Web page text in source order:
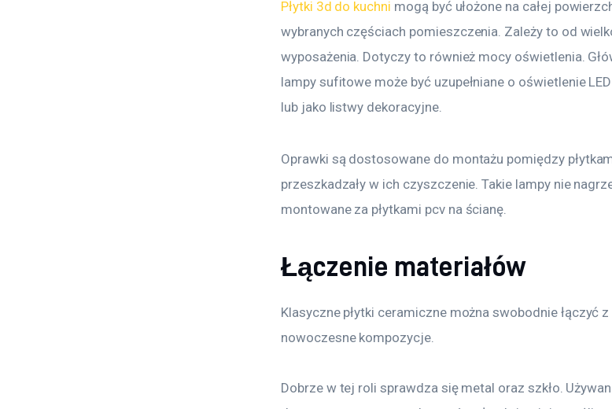
Płytki 3d do kuchni mogą być ułożone na całej
wybranych częściach pomieszczenia. Zależy to od
wyposażenia. Dotyczy to również mocy oświetlenia.
lampy sufitowe może być uzupełniane o oświetlenie
lub jako listwy dekoracyjne.
Oprawki są dostosowane do montażu pomiędzy
przeszkadzały w ich czyszczenie. Takie lampy nie
montowane za płytkami pcv na ścianę.
Łączenie materiałów
Klasyczne płytki ceramiczne można swobodnie łączyć
nowoczesne kompozycje.
Dobrze w tej roli sprawdza się metal oraz szkło.